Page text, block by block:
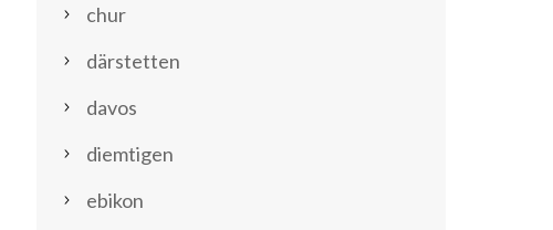
chur
därstetten
davos
diemtigen
ebikon